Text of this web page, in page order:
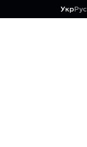
УкрРус